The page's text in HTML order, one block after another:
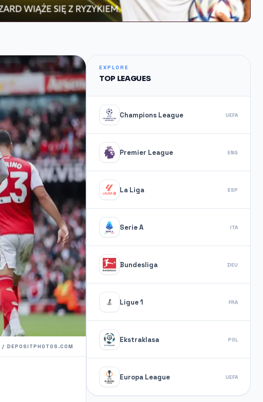
/ DEPOSITPHOTOS.COM
EXPLORE
TOP LEAGUES
Champions League UEFA
Premier League ENG
La Liga ESP
Serie A ITA
Bundesliga DEU
Ligue 1 FRA
Ekstraklasa POL
Europa League UEFA